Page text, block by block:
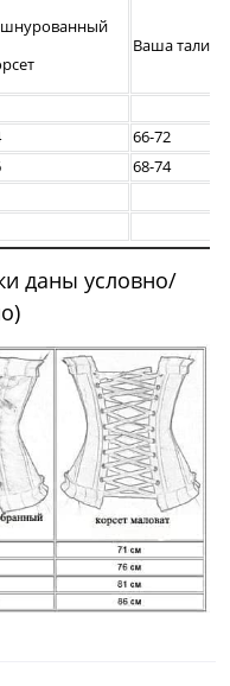
Ваша талия
66-72
68-74
даны условно/